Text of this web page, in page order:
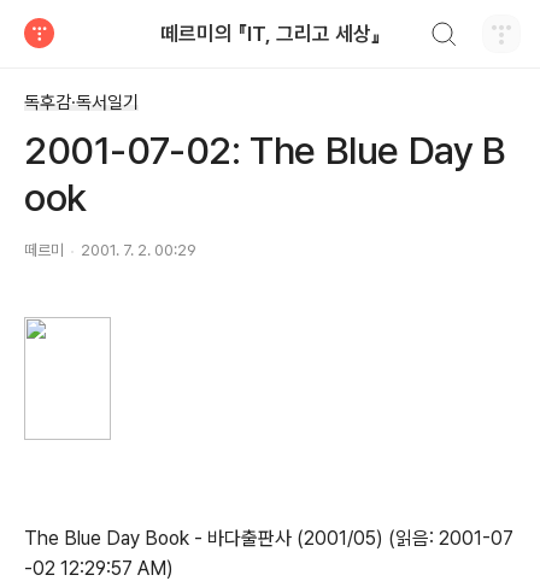
떼르미의 『IT, 그리고 세상』
독후감·독서일기
2001-07-02: The Blue Day B
ook
떼르미 2001. 7. 2. 00:29
The Blue Day Book - 바다출판사 (2001/05) (읽음: 2001-07
-02 12:29:57 AM)